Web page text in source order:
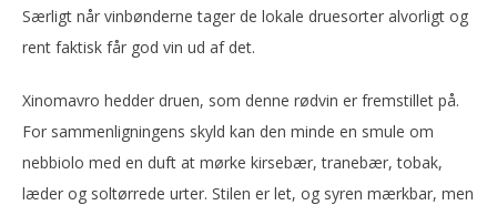
Særligt når vinbønderne tager de lokale druesorter alvorligt og
rent faktisk får god vin ud af det.
Xinomavro hedder druen, som denne rødvin er fremstillet på.
For sammenligningens skyld kan den minde en smule om
nebbiolo med en duft at mørke kirsebær, tranebær, tobak,
læder og soltørrede urter. Stilen er let, og syren mærkbar, men